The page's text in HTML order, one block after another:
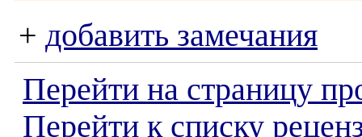
+ добавить замечания
Перейти на страницу
Перейти к списку